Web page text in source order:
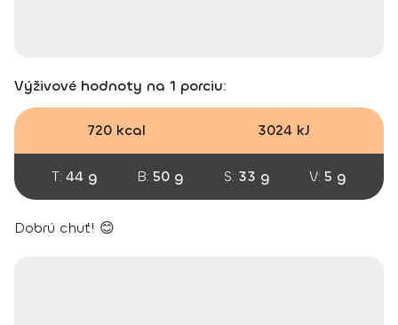
Výživové hodnoty na 1 porciu:
720 kcal 3024 kJ
T: 44 g B: 50 g S: 33 g V: 5 g
Dobrú chuť! 😊